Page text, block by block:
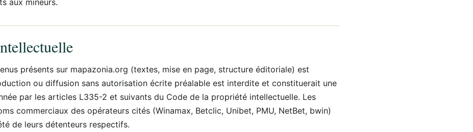
présents sur mapazonia.org (textes, mise en page, structure éditoriale) est
ou diffusion sans autorisation écrite préalable est interdite et constituerait une
par les articles L335-2 et suivants du Code de la propriété intellectuelle. Les
commerciaux des opérateurs cités (Winamax, Betclic, Unibet, PMU, NetBet, bwin)
de leurs détenteurs respectifs.